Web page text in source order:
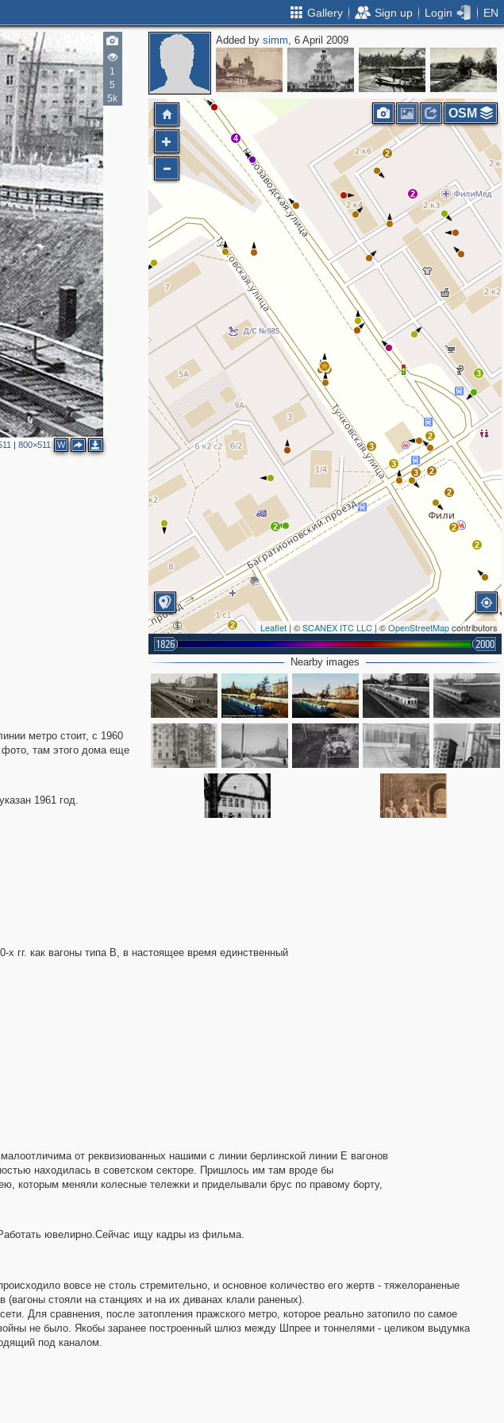
Gallery Sign up Login EN
1
5
5k
| 800×511 W
Added bysimm, 6 April 2009
2
3
3 2
2
3
3
4
2
2
4
2
2
2
2
Leaflet| ©SCANEX ITC LLC| ©OpenStreetMapcontributors
1826 2000
OSM
Nearby images
метро стоит, с 1960
фото, там этого дома еще
1961 год.
гг. как вагоны типа В, в настоящее время единственный
от реквизиованных нашими с линии берлинской линии Е вагонов
находилась в советском секторе. Пришлось им там вроде бы
которым меняли колесные тележки и приделывали брус по правому борту,
ювелирно.Сейчас ищу кадры из фильма.
вовсе не столь стремительно, и основное количество его жертв - тяжелораненые
стояли на станциях и на их диванах клали раненых).
Для сравнения, после затопления пражского метро, которое реально затопило по самое
не было. Якобы заранее построенный шлюз между Шпрее и тоннелями - целиком выдумка
под каналом.